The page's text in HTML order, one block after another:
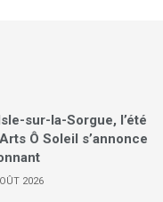
sur-la-Sorgue, l’été
Ô Soleil s’annonce
2026